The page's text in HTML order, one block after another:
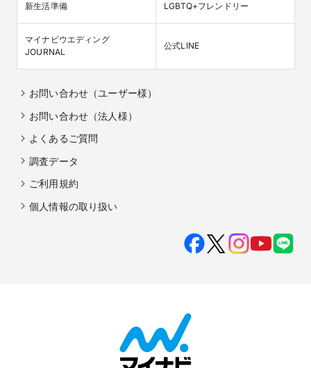
新生活準備 LGBTQ+フレンドリー
マイナビウエディング
JOURNAL
公式LINE
お問い合わせ（ユーザー様）
お問い合わせ（法人様）
よくあるご質問
調査データ
ご利用規約
個人情報の取り扱い